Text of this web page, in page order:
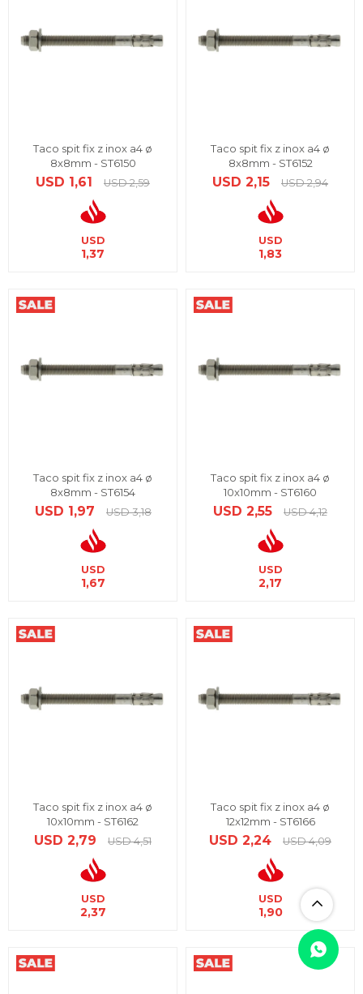
Taco spit fix z inox a4 ø
8x8mm - ST6150
USD 1,61 USD 2,59
USD
1,37
Taco spit fix z inox a4 ø
8x8mm - ST6152
USD 2,15 USD 2,94
USD
1,83
Taco spit fix z inox a4 ø
8x8mm - ST6154
USD 1,97 USD 3,18
USD
1,67
Taco spit fix z inox a4 ø
10x10mm - ST6160
USD 2,55 USD 4,12
USD
2,17
Taco spit fix z inox a4 ø
10x10mm - ST6162
USD 2,79 USD 4,51
USD
2,37
Taco spit fix z inox a4 ø
12x12mm - ST6166
USD 2,24 USD 4,09
USD
1,90